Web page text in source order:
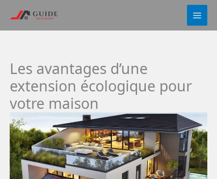
contenu
Les avantages d’une
extension écologique pour
votre maison